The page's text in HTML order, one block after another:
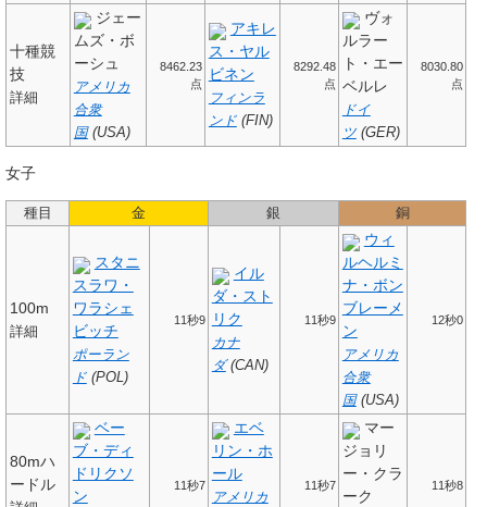
十種競
技
詳細
ジェー
ムズ・ボ
ーシュ
アメリカ
合衆
国(USA)
8462.23
点
アキレ
ス・ヤル
ビネン
フィンラ
ンド(FIN)
8292.48
点
ヴォ
ルラー
ト・エー
ベルレ
ドイ
ツ(GER)
8030.80
点
女子
種目 金 銀 銅
100m
詳細
スタニ
スラワ・
ワラシェ
ビッチ
ポーラン
ド(POL)
11秒9
イル
ダ・スト
リク
カナ
ダ(CAN)
11秒9
ウィ
ルヘルミ
ナ・ボン
ブレーメ
ン
アメリカ
合衆
国(USA)
12秒0
80mハ
ードル
ベー
ブ・ディ
ドリクソ
ン
11秒7
エベ
リン・ホ
ール
アメリカ
11秒7
マー
ジョリ
ー・クラ
ーク
11秒8